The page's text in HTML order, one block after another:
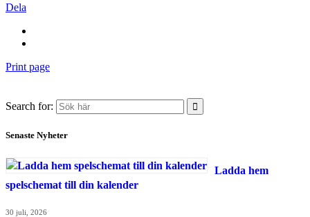
Dela
Print page
Search for:
Senaste Nyheter
Ladda hem
spelschemat till din kalender
30 juli, 2026